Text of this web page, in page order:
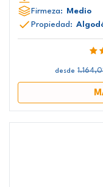
Firmeza: Medio
Propiedad:
desde